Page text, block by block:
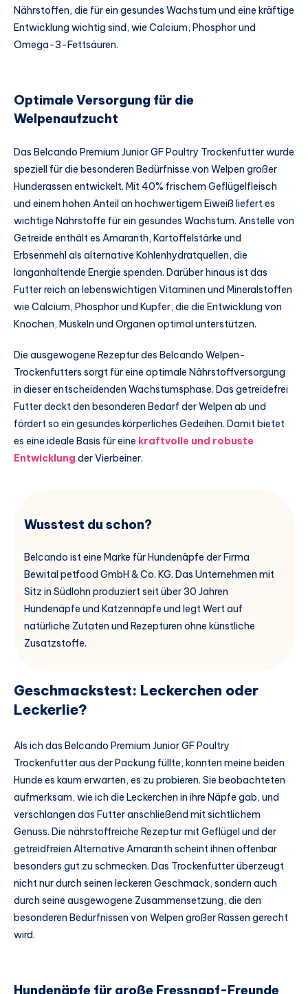
Nährstoffen, die für ein gesundes Wachstum und eine kräftige
Entwicklung wichtig sind, wie Calcium, Phosphor und
Omega-3-Fettsäuren.
Optimale Versorgung für die
Welpenaufzucht
Das Belcando Premium Junior GF Poultry Trockenfutter wurde
speziell für die besonderen Bedürfnisse von Welpen großer
Hunderassen entwickelt. Mit 40% frischem Geflügelfleisch
und einem hohen Anteil an hochwertigem Eiweiß liefert es
wichtige Nährstoffe für ein gesundes Wachstum. Anstelle von
Getreide enthält es Amaranth, Kartoffelstärke und
Erbsenmehl als alternative Kohlenhydratquellen, die
langanhaltende Energie spenden. Darüber hinaus ist das
Futter reich an lebenswichtigen Vitaminen und Mineralstoffen
wie Calcium, Phosphor und Kupfer, die die Entwicklung von
Knochen, Muskeln und Organen optimal unterstützen.
Die ausgewogene Rezeptur des Belcando Welpen-
Trockenfutters sorgt für eine optimale Nährstoffversorgung
in dieser entscheidenden Wachstumsphase. Das getreidefrei
Futter deckt den besonderen Bedarf der Welpen ab und
fördert so ein gesundes körperliches Gedeihen. Damit bietet
es eine ideale Basis für eine kraftvolle und robuste
Entwicklung der Vierbeiner.
Wusstest du schon?
Belcando ist eine Marke für Hundenäpfe der Firma
Bewital petfood GmbH & Co. KG. Das Unternehmen mit
Sitz in Südlohn produziert seit über 30 Jahren
Hundenäpfe und Katzennäpfe und legt Wert auf
natürliche Zutaten und Rezepturen ohne künstliche
Zusatzstoffe.
Geschmackstest: Leckerchen oder
Leckerlie?
Als ich das Belcando Premium Junior GF Poultry
Trockenfutter aus der Packung füllte, konnten meine beiden
Hunde es kaum erwarten, es zu probieren. Sie beobachteten
aufmerksam, wie ich die Leckerchen in ihre Näpfe gab, und
verschlangen das Futter anschließend mit sichtlichem
Genuss. Die nährstoffreiche Rezeptur mit Geflügel und der
getreidfreien Alternative Amaranth scheint ihnen offenbar
besonders gut zu schmecken. Das Trockenfutter überzeugt
nicht nur durch seinen leckeren Geschmack, sondern auch
durch seine ausgewogene Zusammensetzung, die den
besonderen Bedürfnissen von Welpen großer Rassen gerecht
wird.
Hundenäpfe für große Fressnapf-Freunde